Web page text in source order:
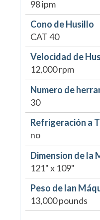
98 ipm
Cono de Husillo
CAT 40
Velocidad de
12,000 rpm
Numero de
30
Refrigeración a
no
Dimension de la
121" x 109"
Peso de lan
13,000 pounds